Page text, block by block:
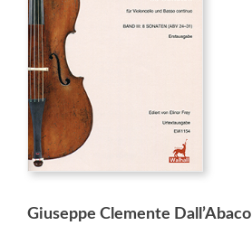
Giuseppe Clemente Dall’Abaco